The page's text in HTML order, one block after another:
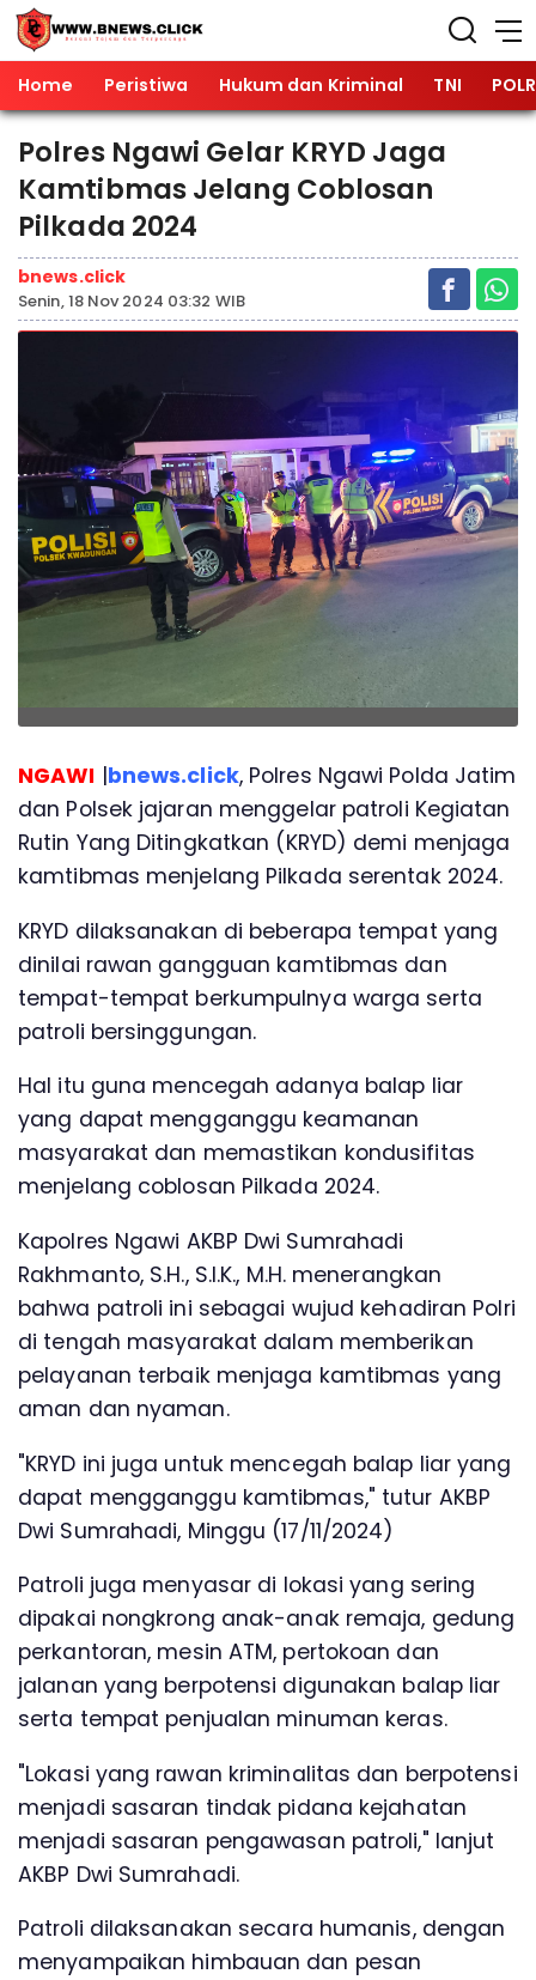
Home Peristiwa Hukum dan Kriminal TNI
Polres Ngawi Gelar KRYD Jaga
Kamtibmas Jelang Coblosan
Pilkada 2024
bnews.click
Senin, 18 Nov 2024 03:32 WIB
NGAWI |bnews.click, Polres Ngawi Polda Jatim
dan Polsek jajaran menggelar patroli Kegiatan
Rutin Yang Ditingkatkan (KRYD) demi menjaga
kamtibmas menjelang Pilkada serentak 2024.
KRYD dilaksanakan di beberapa tempat yang
dinilai rawan gangguan kamtibmas dan
tempat-tempat berkumpulnya warga serta
patroli bersinggungan.
Hal itu guna mencegah adanya balap liar
yang dapat mengganggu keamanan
masyarakat dan memastikan kondusifitas
menjelang coblosan Pilkada 2024.
Kapolres Ngawi AKBP Dwi Sumrahadi
Rakhmanto, S.H., S.I.K., M.H. menerangkan
bahwa patroli ini sebagai wujud kehadiran Polri
di tengah masyarakat dalam memberikan
pelayanan terbaik menjaga kamtibmas yang
aman dan nyaman.
"KRYD ini juga untuk mencegah balap liar yang
dapat mengganggu kamtibmas," tutur AKBP
Dwi Sumrahadi, Minggu (17/11/2024)
Patroli juga menyasar di lokasi yang sering
dipakai nongkrong anak-anak remaja, gedung
perkantoran, mesin ATM, pertokoan dan
jalanan yang berpotensi digunakan balap liar
serta tempat penjualan minuman keras.
"Lokasi yang rawan kriminalitas dan berpotensi
menjadi sasaran tindak pidana kejahatan
menjadi sasaran pengawasan patroli," lanjut
AKBP Dwi Sumrahadi.
Patroli dilaksanakan secara humanis, dengan
menyampaikan himbauan dan pesan